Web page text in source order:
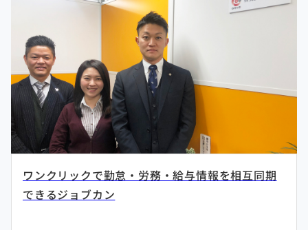
ワンクリックで勤怠・労務・給与情報を相互同期
できるジョブカン